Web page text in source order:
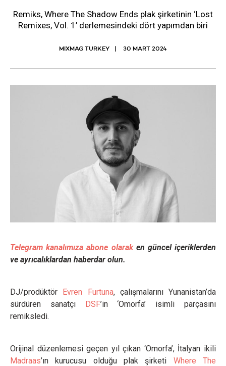
Remiks, Where The Shadow Ends plak şirketinin ‘Lost
Remixes, Vol. 1’ derlemesindeki dört yapımdan biri
MIXMAG TURKEY 30 MART 2024
Telegram kanalımıza abone olaraken güncel içeriklerden
ve ayrıcalıklardan haberdar olun.
DJ/prodüktör Evren Furtuna, çalışmalarını Yunanistan’da
sürdüren sanatçı DSF’in ‘Omorfa’ isimli parçasını
remiksledi.
Orijinal düzenlemesi geçen yıl çıkan ‘Omorfa’, İtalyan ikili
Madraas’ın kurucusu olduğu plak şirketi Where The